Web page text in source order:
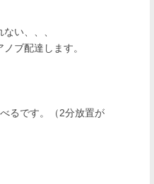
い、、、
ブ配達します。
るです。（2分放置が